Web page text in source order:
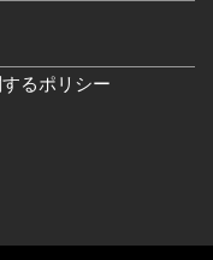
るポリシー